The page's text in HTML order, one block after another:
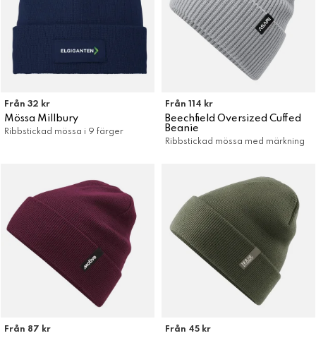
Från 32 kr
Mössa Millbury
Ribbstickad mössa i 9 färger
Från 114 kr
Beechfield Oversized Cuffed
Beanie
Ribbstickad mössa med märkning
Från 87 kr Från 45 kr